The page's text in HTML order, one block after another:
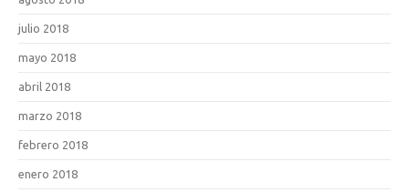
julio 2018
mayo 2018
abril 2018
marzo 2018
febrero 2018
enero 2018